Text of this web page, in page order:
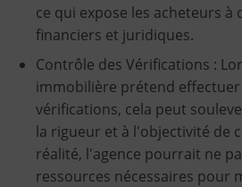
ce qui expose les acheteurs à
financiers et juridiques.
Contrôle des Vérifications :
immobilière prétend effectuer
vérifications, cela peut
la rigueur et à l'objectivité de
réalité, l'agence pourrait ne
ressources nécessaires pour